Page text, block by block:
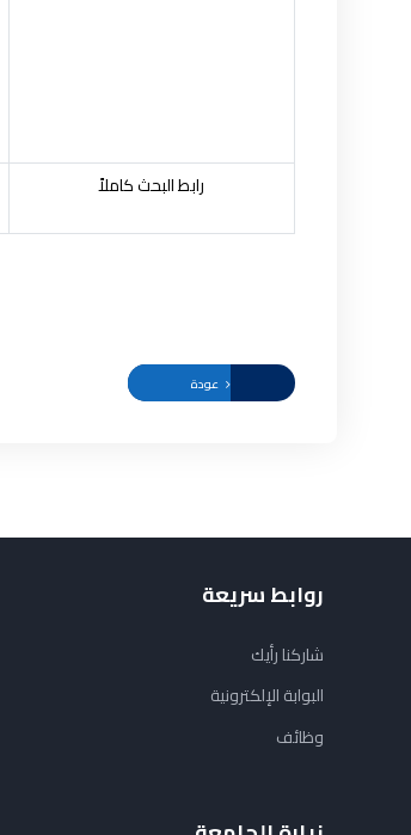
رابط البحث كاملاً
عودة
روابط سريعة
شاركنا رأيك
البوابة الإلكترونية
وظائف